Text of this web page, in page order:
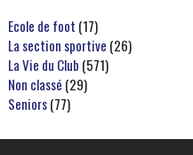
Ecole de foot (17)
La section sportive (26)
La Vie du Club (571)
Non classé (29)
Seniors(77)